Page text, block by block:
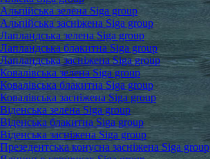
Альпійська зелена Siga group
Альпійська засніжена Siga group
Лапландська зелена Siga group
Лапландська блакитна Siga group
Лапландська засніжена Siga group
Ковалівська зелена Siga group
Ковалівська блакитна Siga group
Ковалівська засніжена Siga group
Віденська зелена Siga group
Віденська блакитна Siga group
Віденська засніжена Siga group
Презедентська конусна засніжена Siga group